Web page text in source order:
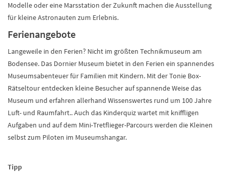
Modelle oder eine Marsstation der Zukunft machen die Ausstellung
für kleine Astronauten zum Erlebnis.
Ferienangebote
Langeweile in den Ferien? Nicht im größten Technikmuseum am
Bodensee. Das Dornier Museum bietet in den Ferien ein spannendes
Museumsabenteuer für Familien mit Kindern. Mit der Tonie Box-
Rätseltour entdecken kleine Besucher auf spannende Weise das
Museum und erfahren allerhand Wissenswertes rund um 100 Jahre
Luft- und Raumfahrt.. Auch das Kinderquiz wartet mit kniffligen
Aufgaben und auf dem Mini-Tretflieger-Parcours werden die Kleinen
selbst zum Piloten im Museumshangar.
Tipp